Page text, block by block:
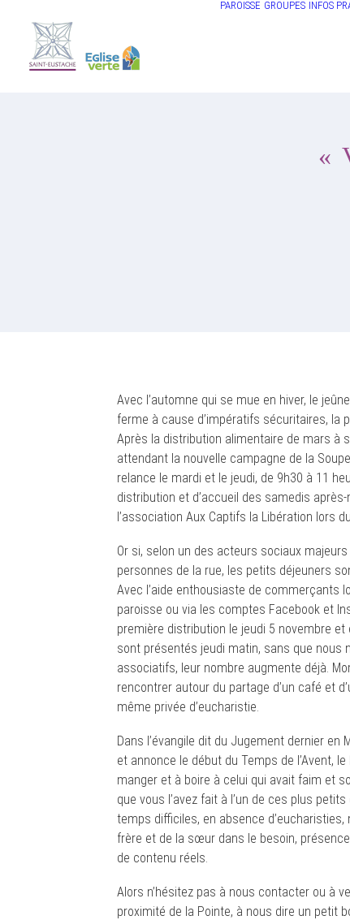
PAROISSE GROUPES INFOS
«
Avec l’automne qui se mue en hiver, le
ferme à cause d’impératifs sécuritaires, la
Après la distribution alimentaire de mars à
attendant la nouvelle campagne de la
relance le mardi et le jeudi, de 9h30 à 11
distribution et d’accueil des samedis
l’association Aux Captifs la Libération lors
Or si, selon un des acteurs sociaux
personnes de la rue, les petits déjeuners
Avec l’aide enthousiaste de commerçants
paroisse ou via les comptes Facebook et
première distribution le jeudi 5 novembre
sont présentés jeudi matin, sans que nous
associatifs, leur nombre augmente déjà.
rencontrer autour du partage d’un café et
même privée d’eucharistie.
Dans l’évangile dit du Jugement dernier en
et annonce le début du Temps de l’Avent,
manger et à boire à celui qui avait faim et
que vous l’avez fait à l’un de ces plus
temps difficiles, en absence
frère et de la sœur dans le besoin,
de contenu réels.
Alors n’hésitez pas à nous contacter ou à
proximité de la Pointe, à nous dire un petit